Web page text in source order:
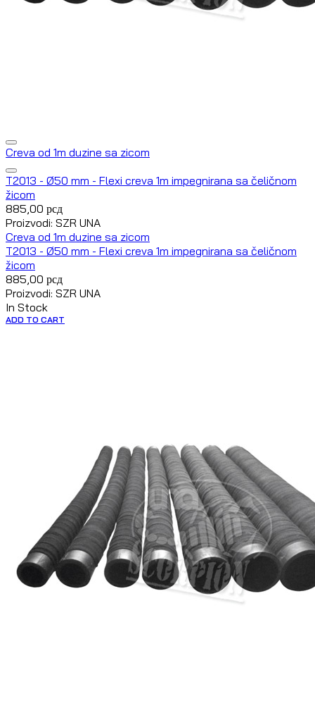
Creva od 1m duzine sa zicom
T2013 - Ø50 mm - Flexi creva 1m impegnirana sa čeličnom
žicom
885,00 рсд
Proizvodi: SZR UNA
Creva od 1m duzine sa zicom
T2013 - Ø50 mm - Flexi creva 1m impegnirana sa čeličnom
žicom
885,00 рсд
Proizvodi: SZR UNA
In Stock
ADD TO CART